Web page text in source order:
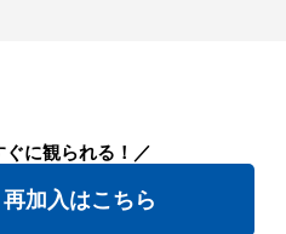
ぐに観られる！／
加入はこちら